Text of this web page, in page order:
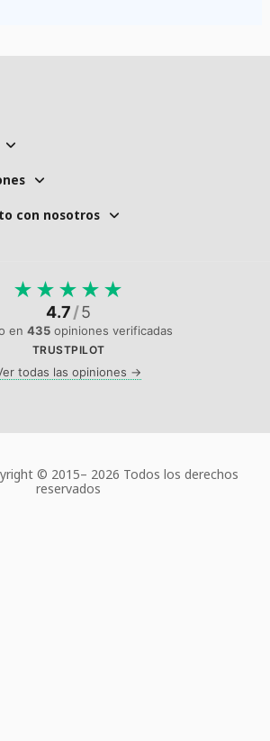
con nosotros
★ ★ ★ ★ ★
4.7/5
en 435opiniones verificadas
TRUSTPILOT
todas las opiniones →
© 2015– 2026 Todos los derechos
reservados